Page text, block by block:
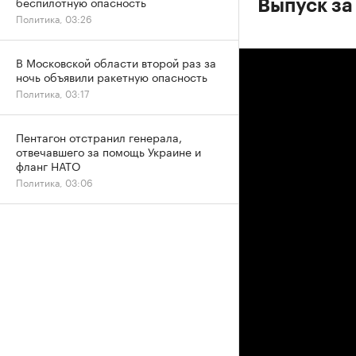
Выпуск
Политика, 03:26
В Московской области второй раз за
ночь объявили ракетную опасность
Политика, 03:17
Пентагон отстранил генерала,
отвечавшего за помощь Украине и
фланг НАТО
Политика, 03:06